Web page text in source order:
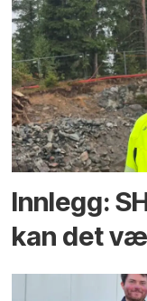
Innlegg:
kan det